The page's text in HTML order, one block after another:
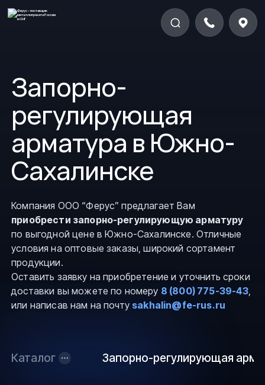
Запорно-
регулирующая
арматура в Южно-
Сахалинске
Компания ООО “Ферус” предлагает Вам
приобрести запорно-регулирующую арматуру
по выгодной цене в Южно-Сахалинске. Отличные
условия на оптовые заказы, широкий сортамент
продукции.
Оставить заявку на приобретение и уточнить сроки
доставки вы можете по номеру 8 (800) 775-39-43,
или написав нам на почту sakhalin@fe-rus.ru
Каталог Запорно-регулирующая